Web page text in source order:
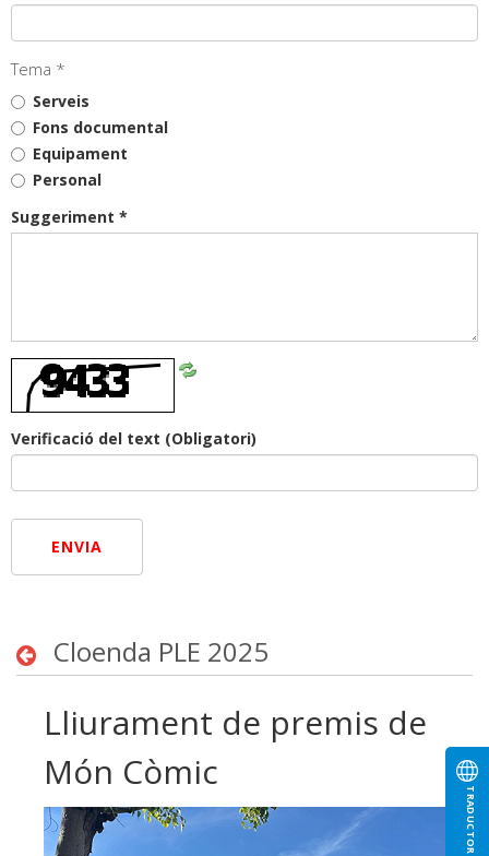
TRADUCTOR
Tema *
Serveis
Fons documental
Equipament
Personal
Suggeriment *
Verificació del text (Obligatori)
ENVIA
Cloenda PLE 2025
Lliurament de premis de
Món Còmic